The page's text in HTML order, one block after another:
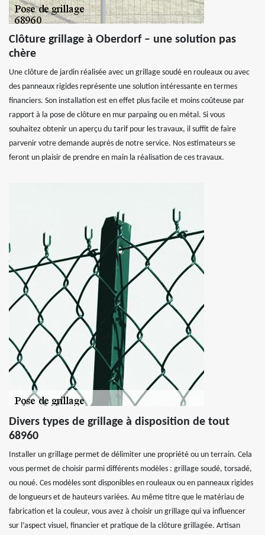
Clôture grillage à Oberdorf – une solution pas
chère
Une clôture de jardin réalisée avec un grillage soudé en rouleaux ou avec
des panneaux rigides représente une solution intéressante en termes
financiers. Son installation est en effet plus facile et moins coûteuse par
rapport à la pose de clôture en mur parpaing ou en métal. Si vous
souhaitez obtenir un aperçu du tarif pour les travaux, il suffit de faire
parvenir votre demande auprès de notre service. Nos estimateurs se
feront un plaisir de prendre en main la réalisation de ces travaux.
Divers types de grillage à disposition de tout
68960
Installer un grillage permet de délimiter une propriété ou un terrain. Cela
vous permet de choisir parmi différents modèles : grillage soudé, torsadé,
ou noué. Ces modèles sont disponibles en rouleaux ou en panneaux rigides
de longueurs et de hauteurs variées. Au même titre que le matériau de
fabrication et la couleur, vous avez à choisir un grillage qui va influencer
sur l’aspect visuel, financier et pratique de la clôture grillagée. Artisan